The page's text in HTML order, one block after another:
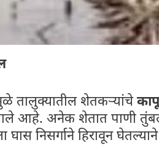
तालुक्यातील शेतकऱ्यांचे
आहे. अनेक शेतात पाणी
निसर्गाने हिरावून घेतल्याने